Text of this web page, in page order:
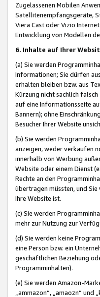
Zugelassenen Mobilen
Satellitenempfangsgeräte,
Viera Cast oder Vizio
Entwicklung von Modellen
6. Inhalte auf Ihrer
(a) Sie werden
Informationen; Sie dürfen
erhalten bleiben bzw. aus
Kürzung nicht sachlich
auf eine Informationsseite
Bannern); ohne
Besucher Ihrer Website
(b) Sie werden
anzeigen, weder verkaufen
innerhalb von Werbung
Website oder einem Dienst
Rechte an den
übertragen müssten, und
Ihre Website ist.
(c) Sie werden
mehr zur Nutzung zur
(d) Sie werden keine
eine Person bzw. ein
geschäftlichen Beziehung
Programminhalten).
(e) Sie werden Amazon-
„ammazon“, „amaozn“